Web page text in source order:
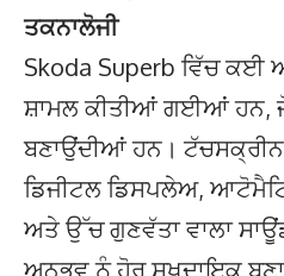
ਤਕਨਾਲੋਜੀ
Skoda Superb ਵਿੱਚ ਕਈ
ਸ਼ਾਮਲ ਕੀਤੀਆਂ ਗਈਆਂ ਹਨ,
ਬਣਾਉਂਦੀਆਂ ਹਨ।
ਡਿਜੀਟਲ ਡਿਸਪਲੇਅ,
ਅਤੇ ਉੱਚ ਗੁਣਵੱਤਾ ਵਾਲਾ
ਅਨੁਭਵ ਨੂੰ ਹੋਰ ਸੁਖਦਾਇਕ